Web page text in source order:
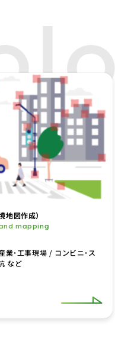
地図作成）
mapping
・工事現場 / コンビニ・ス
など